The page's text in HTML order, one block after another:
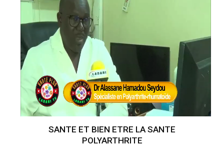
SANTE ET BIEN ETRE LA SANTE
POLYARTHRITE